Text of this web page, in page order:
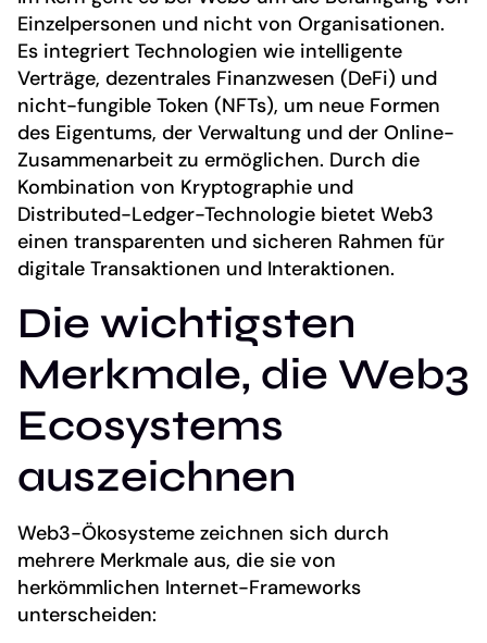
Einzelpersonen und nicht von Organisationen.
Es integriert Technologien wie intelligente
Verträge, dezentrales Finanzwesen (DeFi) und
nicht-fungible Token (NFTs), um neue Formen
des Eigentums, der Verwaltung und der Online-
Zusammenarbeit zu ermöglichen. Durch die
Kombination von Kryptographie und
Distributed-Ledger-Technologie bietet Web3
einen transparenten und sicheren Rahmen für
digitale Transaktionen und Interaktionen.
Die wichtigsten
Merkmale, die Web3
Ecosystems
auszeichnen
Web3-Ökosysteme zeichnen sich durch
mehrere Merkmale aus, die sie von
herkömmlichen Internet-Frameworks
unterscheiden: